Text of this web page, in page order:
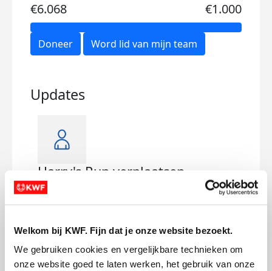
Welkom bij KWF. Fijn dat je onze website bezoekt.
We gebruiken cookies en vergelijkbare technieken om
onze website goed te laten werken, het gebruik van onze
€6.068 €1.000
Doneer Word lid van mijn team
Updates
Harry's Run verplaatsen
dinsdag 18 augustus 2020